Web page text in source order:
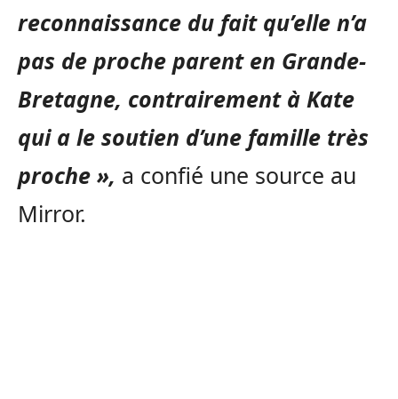
reconnaissance du fait qu’elle n’a
pas de proche parent en Grande-
Bretagne, contrairement à Kate
qui a le soutien d’une famille très
proche », a confié une source au
Mirror.